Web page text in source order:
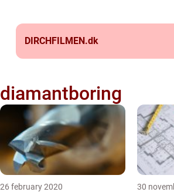
DIRCHFILMEN.dk
diamantboring
26 february 2020 30